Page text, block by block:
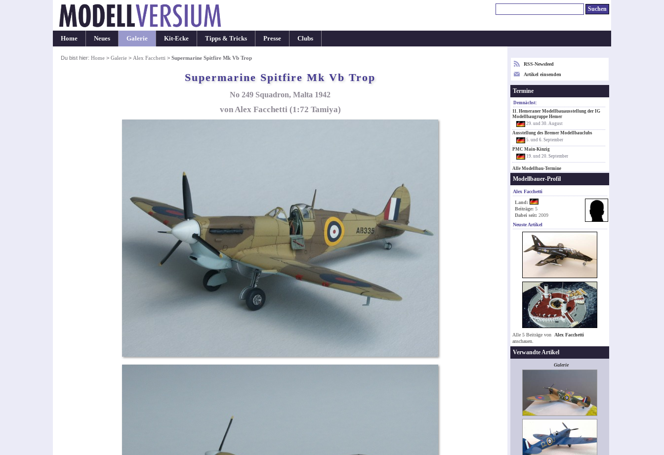
Home Neues Galerie Kit-Ecke Tipps & Tricks Presse Clubs
Du bist hier: Home> Galerie> Alex Facchetti > Supermarine Spitfire Mk Vb Trop
Supermarine Spitfire Mk Vb Trop
No 249 Squadron, Malta 1942
von Alex Facchetti (1:72 Tamiya)
RSS-Newsfeed
Artikel einsenden
Termine
Demnächst:
11. Hemeraner Modellbauausstellung der IG
Modellbaugruppe Hemer
29. und 30. August
Ausstellung des Bremer Modellbauclubs
5. und 6. September
PMC Main-Kinzig
19. und 20. September
Alle Modellbau-Termine
Modellbauer-Profil
Alex Facchetti
Land:
Beiträge: 5
Dabei seit: 2009
Neuste Artikel
Alle 5 Beiträge von Alex Facchetti
anschauen.
Verwandte Artikel
Galerie